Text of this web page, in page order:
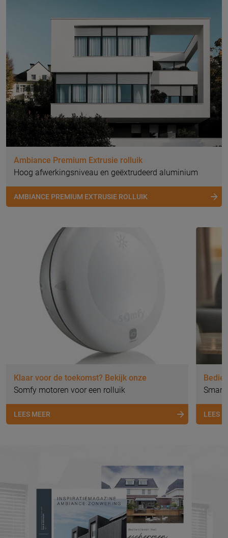
Ambiance Premium Extrusie rolluik
Hoog afwerkingsniveau en geëxtrudeerd aluminium
AMBIANCE PREMIUM EXTRUSIE ROLLUIK
Klaar voor de toekomst? Bekijk onze
Somfy motoren voor een rolluik
LEES MEER LEES